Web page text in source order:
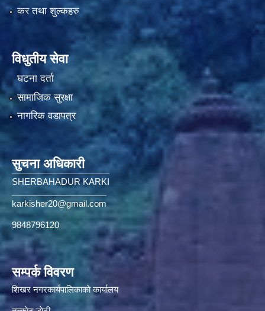
कर तथा शुल्कहरु
विधुतीय सेवा
घटना दर्ता
सामाजिक सुरक्षा
नागरिक वडापत्र
सुचना अधिकारी
SHERBAHADUR KARKI
karkisher20@gmail.com
9848796120
सम्पर्क विवरण
शिखर नगरकार्यपालिकाकाे कार्यालय